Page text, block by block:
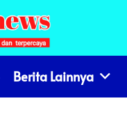
Berita Lainnya